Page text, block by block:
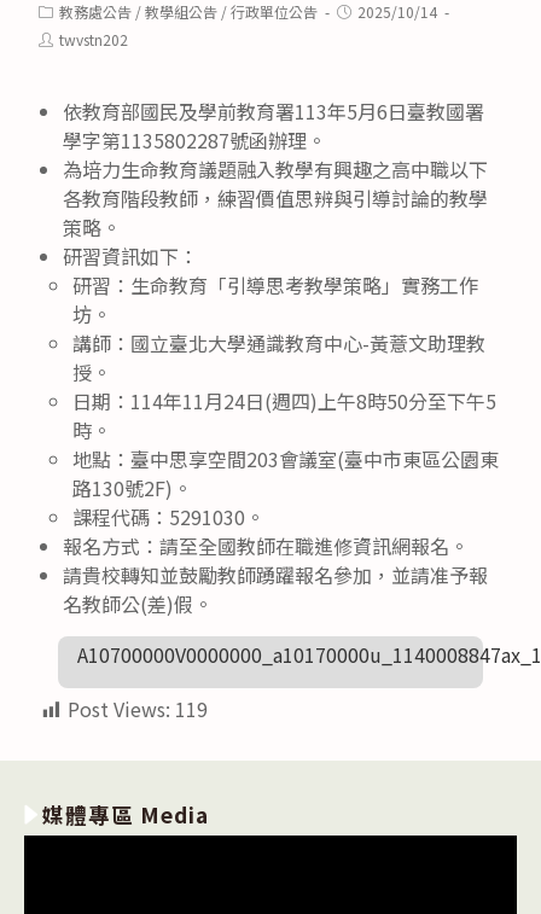
Post
category:
教務處公告 /教學組公告 /行政單位公告
Post2025/10/14
Posttwvstn202
依教育部國民及學前教育署113年5月6日臺教國署
學字第1135802287號函辦理。
為培力生命教育議題融入教學有興趣之高中職以下
各教育階段教師，練習價值思辨與引導討論的教學
策略。
研習資訊如下：
研習：生命教育「引導思考教學策略」實務工作
坊。
講師：國立臺北大學通識教育中心-黃薏文助理教
授。
日期：114年11月24日(週四)上午8時50分至下午5
時。
地點：臺中思享空間203會議室(臺中市東區公園東
路130號2F)。
課程代碼：5291030。
報名方式：請至全國教師在職進修資訊網報名。
請貴校轉知並鼓勵教師踴躍報名參加，並請准予報
名教師公(差)假。
A10700000V0000000_a10170000u_1140008847ax_1
Post Views: 119
媒體專區 Media